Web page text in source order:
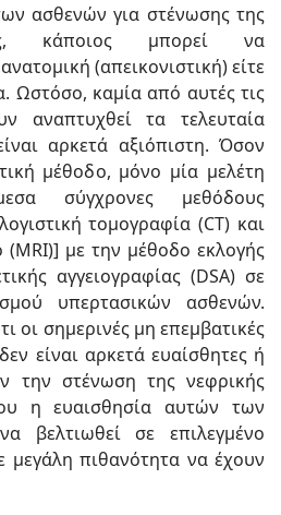
ασθενών για στένωσης της
κάποιος μπορεί να
(απεικονιστική) είτε
Ωστόσο, καμία από αυτές τις
αναπτυχθεί τα τελευταία
αρκετά αξιόπιστη. Όσον
μέθοδο, μόνο μία μελέτη
σύγχρονες μεθόδους
τομογραφία (CT) και
(MRI)] με την μέθοδο εκλογής
αγγειογραφίας (DSA) σε
υπερτασικών ασθενών.
οι σημερινές μη επεμβατικές
είναι αρκετά ευαίσθητες ή
την στένωση της νεφρικής
η ευαισθησία αυτών των
βελτιωθεί σε επιλεγμένο
πιθανότητα να έχουν